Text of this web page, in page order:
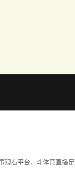
观看平台，斗体育直播